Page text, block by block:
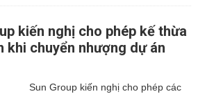
kiến nghị cho phép kế thừa
khi chuyển nhượng dự án
Sun Group kiến nghị cho phép các